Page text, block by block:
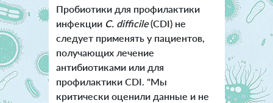
Пробиотики для профилактики
инфекции C. difficile(CDI) не
следует применять у пациентов,
получающих лечение
антибиотиками или для
профилактики CDI. "Мы
критически оценили данные и не